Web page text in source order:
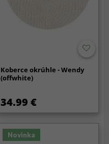
Koberce okrúhle - Wendy
(offwhite)
34.99 €
Novinka